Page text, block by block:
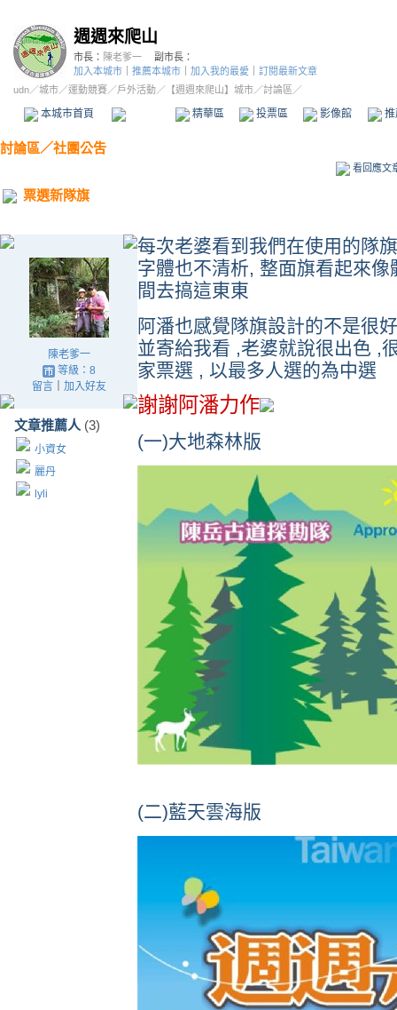
週週來爬山
市長： 陳老爹一
副市長：
加入本城市
推薦本城市 加入我的最愛
訂閱最新文章
udn／城市／運動競賽／戶外活動／ 【週週來爬山】城市／討論區／
本城市首頁 精華區 投票區 影像館
討論區／社團公吿
看回應文
票選新隊旗
陳老爹一
等級：8
留言｜ 加入好友
文章推薦人 (3)
小資女
麗丹
lyli
每次老婆看到我們在使用的隊
字體也不清析, 整面旗看起來
間去搞這東東
阿潘也感覺隊旗設計的不是很
並寄給我看 ,老婆就說很出色 ,
家票選 , 以最多人選的為中選
謝謝阿潘力作
(一)大地森林版
(二)藍天雲海版